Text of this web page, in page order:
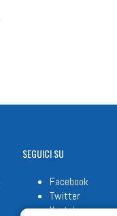
SEGUICISU
Facebook
Twitter
Youtube